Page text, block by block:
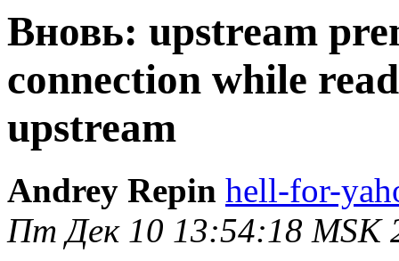
Вновь: upstream
connection while
upstream
Andrey Repin hell-for-
Пт Дек 10 13:54:18 MSK